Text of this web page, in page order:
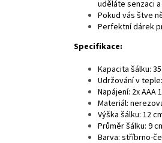
uděláte senzaci
Pokud vás štve
Perfektní dárek
Specifikace:
Kapacita šálku:
Udržování v
Napájení: 2x
Materiál:
Výška šálku: 12
Průměr šálku: 9
Barva: stříbrno-